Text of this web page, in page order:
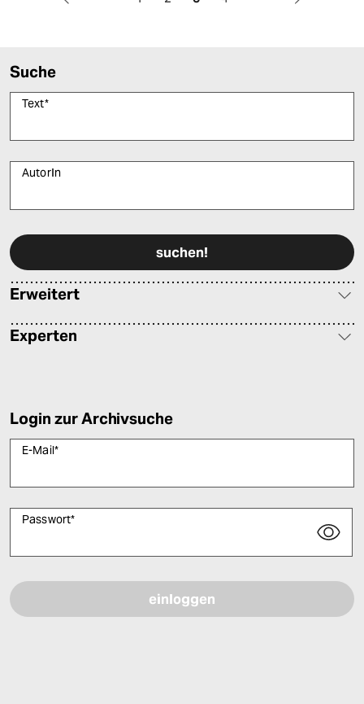
Suche
Text*
AutorIn
Erweitert
Experten
Login zur Archivsuche
E-Mail*
Passwort*